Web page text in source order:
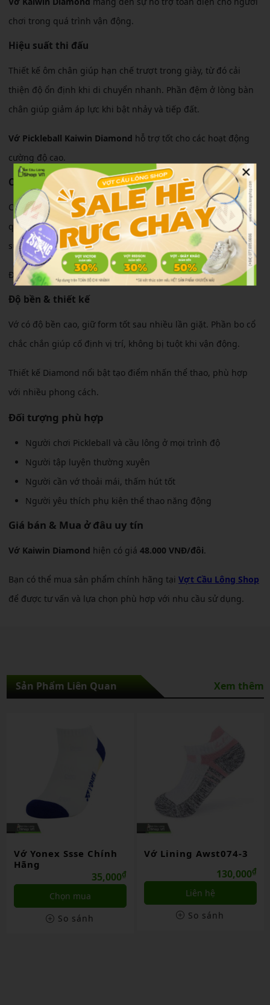
chơi trong quá trình vận động.
Hiệu suất thi đấu
Thiết kế ôm chân giúp hạn chế trượt trong giày, từ đó cải
thiện độ ổn định khi di chuyển nhanh. Phần đệm ở lòng bàn
chân giúp giảm áp lực khi bật nhảy và tiếp đất.
Vớ Pickleball Kaiwin Diamond hỗ trợ tốt cho các hoạt động
cường độ cao.
Cảm giác sử dụng
Chất liệu cotton pha giúp vớ mềm mại, thấm hút mồ hôi hiệu
quả. Điều này giúp giữ chân luôn khô ráo và dễ chịu trong
suốt quá trình thi đấu.
Độ co giãn tốt giúp vớ ôm vừa vặn mà không gây bó chặt.
Độ bền & thiết kế
Vớ có độ bền cao, giữ form tốt sau nhiều lần giặt. Phần bo cổ
chắc chắn giúp cố định vị trí, không bị tuột khi vận động.
Thiết kế Diamond nổi bật tạo điểm nhấn thể thao, phù hợp
với nhiều phong cách.
Đối tượng phù hợp
Người chơi Pickleball và cầu lông ở mọi trình độ
Người tập luyện thường xuyên
Người cần vớ thoải mái, thấm hút tốt
Người yêu thích phụ kiện thể thao năng động
Giá bán & Mua ở đâu uy tín
Vớ Kaiwin Diamond hiện có giá 48.000 VNĐ/đôi.
Bạn có thể mua sản phẩm chính hãng tại Vợt Cầu Lông Shop
để được tư vấn và lựa chọn phù hợp với nhu cầu sử dụng.
Sản Phẩm Liên Quan Xem thêm
Vớ Yonex Ssse Chính
Hãng
35,000₫
Chọn mua
So sánh
Vớ Lining Awst074-3
130,000₫
Liên hệ
So sánh
×